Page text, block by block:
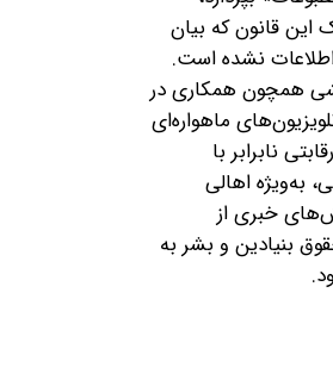
این قانون که بیان
نشده است.
برای رسانه نقشی همچون همکاری در
ماهواره‌ای
نابرابر با
به‌ویژه اهالی
خبری از
بنیادین و بشر به